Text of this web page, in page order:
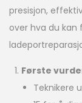
presisjon,
over hva du kan
Første
Teknikere